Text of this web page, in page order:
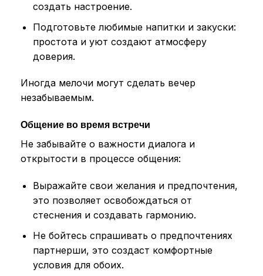
создать настроение.
Подготовьте любимые напитки и закуски:
простота и уют создают атмосферу
доверия.
Иногда мелочи могут сделать вечер
незабываемым.
Общение во время встречи
Не забывайте о важности диалога и
открытости в процессе общения:
Выражайте свои желания и предпочтения,
это позволяет освобождаться от
стеснения и создавать гармонию.
Не бойтесь спрашивать о предпочтениях
партнерши, это создаст комфортные
условия для обоих.